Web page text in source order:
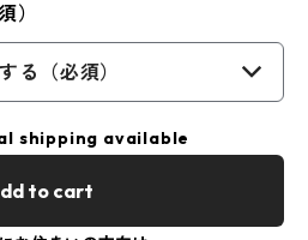
）
る（必須）
shipping available
to cart